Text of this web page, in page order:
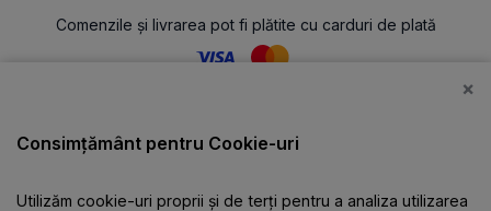
Comenzile și livrarea pot fi plătite cu carduri de plată
Catalog
×
Consimțământ pentru Cookie-uri
Utilizăm cookie-uri proprii și de terți pentru a analiza utilizarea